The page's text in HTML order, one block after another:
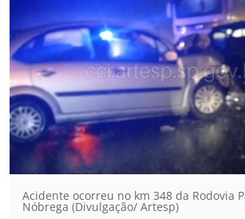
Acidente ocorreu no km 348 da Rodovia
Nóbrega (Divulgação/ Artesp)